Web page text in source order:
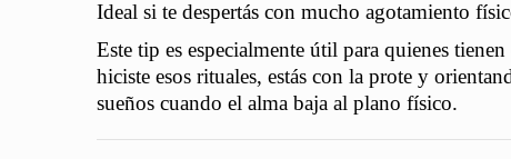
Ideal si te despertás con mucho agotamiento
Este tip es especialmente útil para quienes
hiciste esos rituales, estás con la prote y
sueños cuando el alma baja al plano físico.